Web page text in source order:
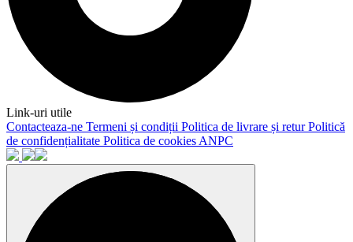
Link-uri utile
Contacteaza-ne Termeni și condiții Politica de livrare și returPolitică
de confidențialitate Politica de cookies ANPC